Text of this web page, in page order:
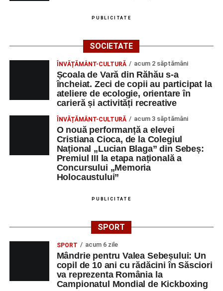
PUBLICITATE
SOCIETATE
ÎNVĂȚĂMÂNT-CULTURĂ acum 2 săptămâni
Școala de Vară din Răhău s-a
încheiat. Zeci de copii au participat la
ateliere de ecologie, orientare în
carieră și activități recreative
ÎNVĂȚĂMÂNT-CULTURĂ acum 3 săptămâni
O nouă performanță a elevei
Cristiana Cioca, de la Colegiul
Național „Lucian Blaga” din Sebeș:
Premiul III la etapa națională a
Concursului „Memoria
Holocaustului”
PUBLICITATE
SPORT
SPORT acum 6 zile
Mândrie pentru Valea Sebeșului: Un
copil de 10 ani cu rădăcini în Săsciori
va reprezenta România la
Campionatul Mondial de Kickboxing